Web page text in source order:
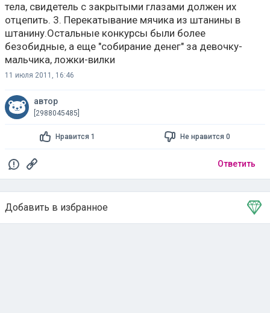
тела, свидетель с закрытыми глазами должен их
отцепить. 3. Перекатывание мячика из штанины в
штанину.Остальные конкурсы были более
безобидные, а еще "собирание денег" за девочку-
мальчика, ложки-вилки
11 июля 2011, 16:46
автор
[2988045485]
Нравится 1 Не нравится 0
Ответить
Добавить в избранное
Тема в избранном